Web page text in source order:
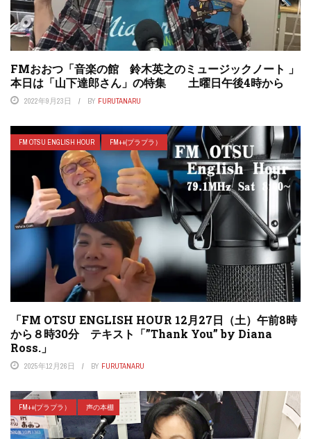
FMおおつ「音楽の館 鈴木英之のミュージックノート 」
本日は「山下達郎さん」の特集 土曜日午後4時から
2022年9月23日 BY FURUTANARU
FM OTSU ENGLISH HOUR FM++(プラプラ）
「FM OTSU ENGLISH HOUR 12月27日（土）午前8時
から８時30分 テキスト「”Thank You” by Diana
Ross.」
2025年12月26日 BY FURUTANARU
FM++(プラプラ） 声の本棚